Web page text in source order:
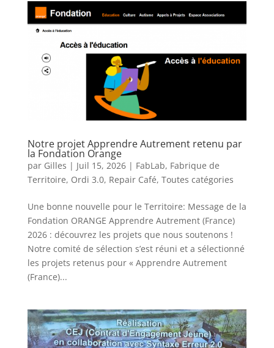
Notre projet Apprendre Autrement retenu par
la Fondation Orange
par Gilles | Juil 15, 2026| FabLab, Fabrique de
Territoire, Ordi 3.0, Repair Café, Toutes catégories
Une bonne nouvelle pour le Territoire: Message de la
Fondation ORANGE Apprendre Autrement (France)
2026 : découvrez les projets que nous soutenons !
Notre comité de sélection s’est réuni et a sélectionné
les projets retenus pour « Apprendre Autrement
(France)...